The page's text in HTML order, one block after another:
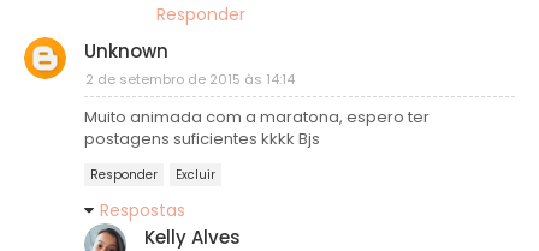
Responder
Unknown
2 de setembro de 2015 às 14:14
Muito animada com a maratona, espero ter
postagens suficientes kkkk Bjs
Responder Excluir
Respostas
Kelly Alves